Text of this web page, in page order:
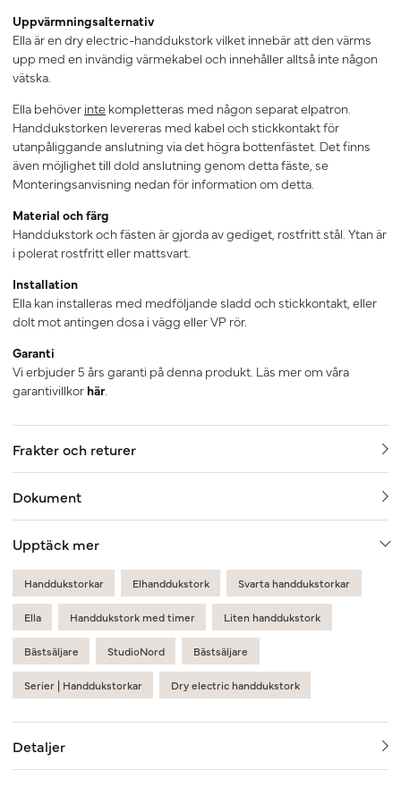
Uppvärmningsalternativ
Ella är en dry electric-handdukstork vilket innebär att den värms
upp med en invändig värmekabel och innehåller alltså inte någon
vätska.
Ella behöver inte kompletteras med någon separat elpatron.
Handdukstorken levereras med kabel och stickkontakt för
utanpåliggande anslutning via det högra bottenfästet. Det finns
även möjlighet till dold anslutning genom detta fäste, se
Monteringsanvisning nedan för information om detta.
Material och färg
Handdukstork och fästen är gjorda av gediget, rostfritt stål. Ytan är
i polerat rostfritt eller mattsvart.
Installation
Ella kan installeras med medföljande sladd och stickkontakt, eller
dolt mot antingen dosa i vägg eller VP rör.
Garanti
Vi erbjuder 5 års garanti på denna produkt. Läs mer om våra
garantivillkor här.
Frakter och returer
Dokument
Upptäck mer
Handdukstorkar Elhanddukstork Svarta handdukstorkar
Ella Handdukstork med timer Liten handdukstork
Bästsäljare StudioNord Bästsäljare
Serier | Handdukstorkar Dry electric handdukstork
Detaljer